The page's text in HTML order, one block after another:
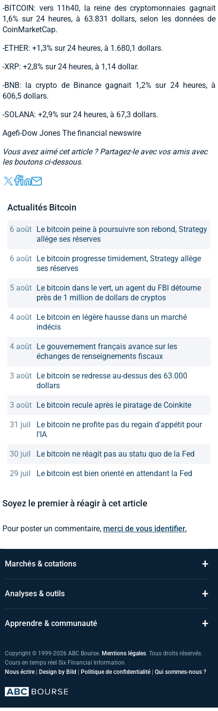
-BITCOIN: vers 11h40, la reine des cryptomonnaies gagnait
1,6% sur 24 heures, à 63.831 dollars, selon les données de
CoinMarketCap.
-ETHER: +1,3% sur 24 heures, à 1.680,1 dollars.
-XRP: +2,8% sur 24 heures, à 1,14 dollar.
-BNB: la crypto de Binance gagnait 1,2% sur 24 heures, à
606,5 dollars.
-SOLANA: +2,9% sur 24 heures, à 67,3 dollars.
Agefi-Dow Jones The financial newswire
Vous avez aimé cet article ? Partagez-le avec vos amis avec
les boutons ci-dessous.
Actualités Bitcoin
6 août Le bitcoin peine à poursuivre son rebond, Strategy
allège ses réserves
6 août Le bitcoin progresse timidement, Strategy allège
ses réserves
5 août Le bitcoin dans le vert, un agent du FBI détourne
près de 1 million de dollars de cryptos
4 août Le bitcoin en légère hausse dans un marché
indécis
4 août Le gouvernement français avance sur les
échanges de renseignements fiscaux
3 août Le bitcoin se redresse au-dessus des 63.000
dollars
3 août Le bitcoin recule après le piratage de Coinkite
31 juil
Le bitcoin ne profite pas du regain d'appétit pour
l'IA
30 juil Le bitcoin ne réagit pas au statu quo de la Fed
29 juil Le bitcoin est bien orienté en attendant la Fed
Soyez le premier à réagir à cet article
Pour poster un commentaire, merci de vous identifier.
Marchés & cotations +
Analyses & outils +
Apprendre & communauté +
Copyright © 1999-2026 ABC Bourse. Mentions légales. Tous droits réservés.
Cours en temps réel Six Financial Information.
Nous écrire | Design by Bild | Politique de confidentialité | Qui sommes-nous ?